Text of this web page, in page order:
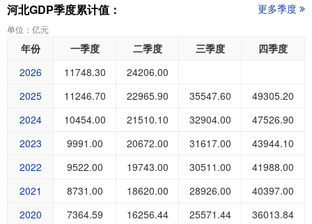
河北GDP季度累计值： 更多季度
单位：亿元
年份 一季度 二季度 三季度
四季度
2026
11748.30
24206.00
2025
11246.70 22965.90 35547.60
49305.20
2024
10454.00 21510.10 32904.00
47526.90
2023
9991.00 20672.00 31617.00
43944.10
2022
9522.00 19743.00 30511.00
41988.00
2021
8731.00 18620.00 28926.00
40397.00
2020
7364.59 16256.44 25571.44
36013.84